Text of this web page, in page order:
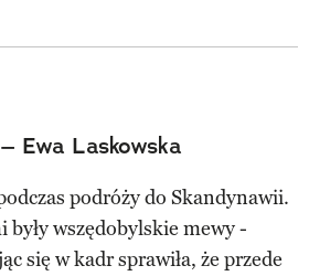
Ewa Laskowska
podróży do Skandynawii.
wszędobylskie mewy -
się w kadr sprawiła, że przede